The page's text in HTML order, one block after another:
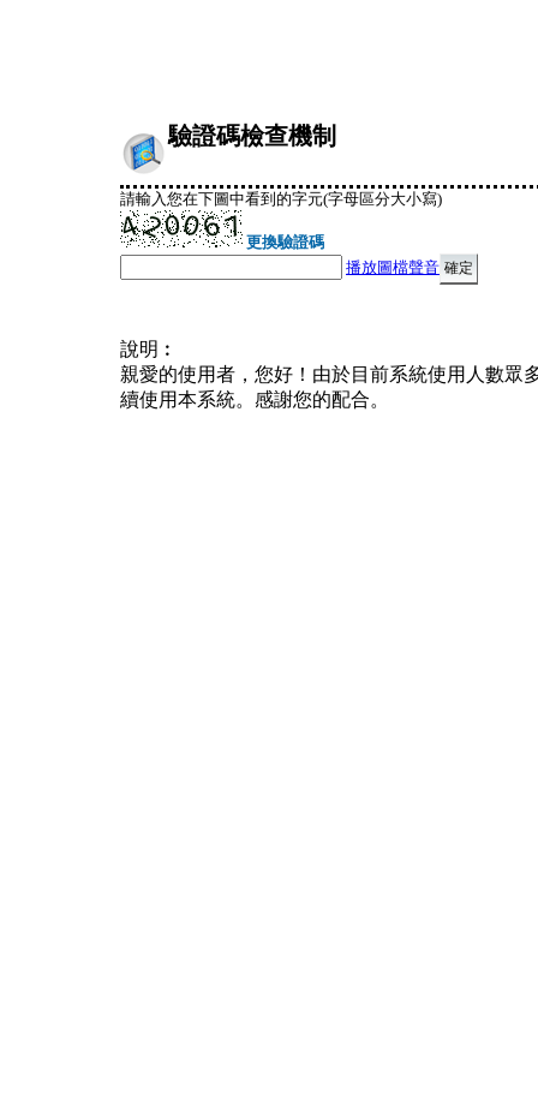
驗證碼檢查機制
請輸入您在下圖中看到的字元(字母區分大小寫)
更換驗證碼
播放圖檔聲音
說明︰
親愛的使用者，您好！由於目前系統使用人數眾
續使用本系統。感謝您的配合。